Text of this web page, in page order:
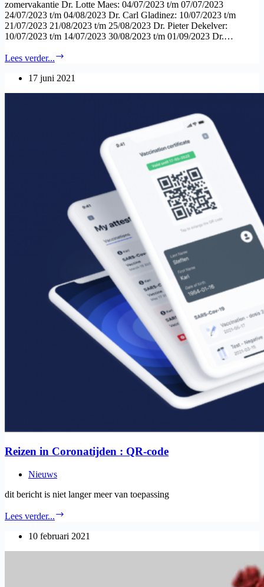
zomervakantie Dr. Lotte Maes: 04/07/2023 t/m 07/07/2023
24/07/2023 t/m 04/08/2023 Dr. Carl Gladinez: 10/07/2023 t/m
21/07/2023 21/08/2023 t/m 25/08/2023 Dr. Pieter Dekelver:
10/07/2023 t/m 14/07/2023 30/08/2023 t/m 01/09/2023 Dr.…
Lees verder...
2023
17 juni 2021
Reizen in Coronatijden : QR-code
Nieuws
dit bericht is niet langer meer van toepassing
Lees verder...
Coronatijden
10 februari 2021